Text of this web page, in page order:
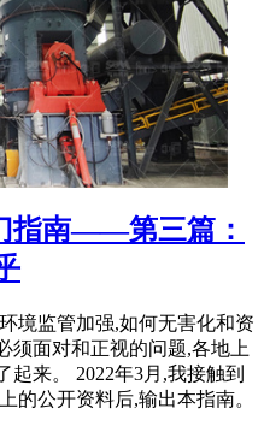
指南——第三篇：
境监管加强,如何无害化和资
须面对和正视的问题,各地上
来。 2022年3月,我接触到
的公开资料后,输出本指南。